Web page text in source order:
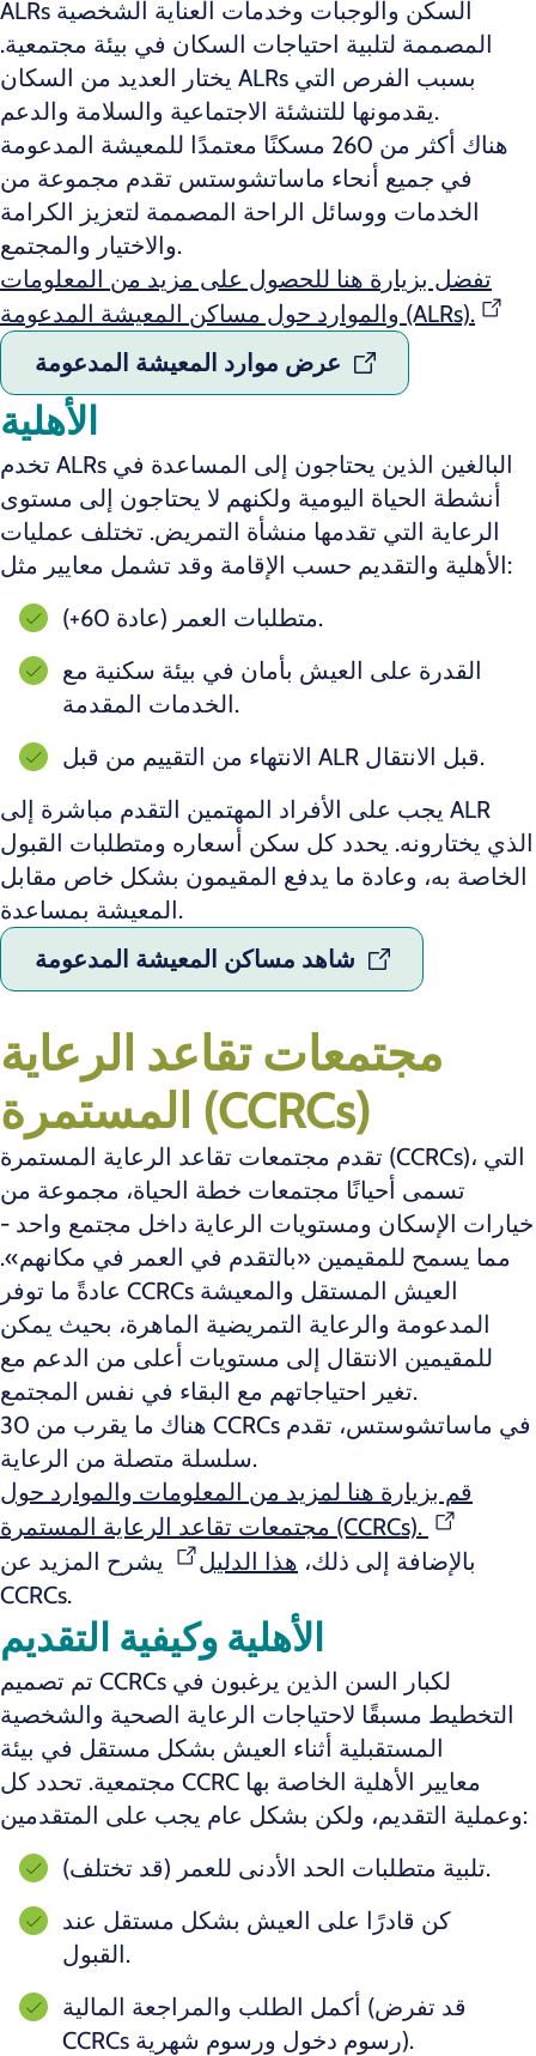
ALRs السكن والوجبات وخدمات العناية الشخصية
المصممة لتلبية احتياجات السكان في بيئة مجتمعية.
يختار العديد من السكان ALRs بسبب الفرص التي
يقدمونها للتنشئة الاجتماعية والسلامة والدعم.
هناك أكثر من 260 مسكنًا معتمدًا للمعيشة المدعومة
في جميع أنحاء ماساتشوستس تقدم مجموعة من
الخدمات ووسائل الراحة المصممة لتعزيز الكرامة
والاختيار والمجتمع.
تفضل بزيارة هنا للحصول على مزيد من المعلومات
والموارد حول مساكن المعيشة المدعومة (ALRs).
عرض موارد المعيشة المدعومة
الأهلية
تخدم ALRs البالغين الذين يحتاجون إلى المساعدة في
أنشطة الحياة اليومية ولكنهم لا يحتاجون إلى مستوى
الرعاية التي تقدمها منشأة التمريض. تختلف عمليات
الأهلية والتقديم حسب الإقامة وقد تشمل معايير مثل:
متطلبات العمر (عادة 60+).
القدرة على العيش بأمان في بيئة سكنية مع
الخدمات المقدمة.
الانتهاء من التقييم من قبل ALR قبل الانتقال.
يجب على الأفراد المهتمين التقدم مباشرة إلى ALR
الذي يختارونه. يحدد كل سكن أسعاره ومتطلبات القبول
الخاصة به، وعادة ما يدفع المقيمون بشكل خاص مقابل
المعيشة بمساعدة.
شاهد مساكن المعيشة المدعومة
مجتمعات تقاعد الرعاية
المستمرة (CCRCs)
تقدم مجتمعات تقاعد الرعاية المستمرة (CCRCs)، التي
تسمى أحيانًا مجتمعات خطة الحياة، مجموعة من
خيارات الإسكان ومستويات الرعاية داخل مجتمع واحد -
مما يسمح للمقيمين «بالتقدم في العمر في مكانهم».
عادةً ما توفر CCRCs العيش المستقل والمعيشة
المدعومة والرعاية التمريضية الماهرة، بحيث يمكن
للمقيمين الانتقال إلى مستويات أعلى من الدعم مع
تغير احتياجاتهم مع البقاء في نفس المجتمع.
هناك ما يقرب من 30 CCRCs في ماساتشوستس، تقدم
سلسلة متصلة من الرعاية.
قم بزيارة هنا لمزيد من المعلومات والموارد حول
مجتمعات تقاعد الرعاية المستمرة (CCRCs).
بالإضافة إلى ذلك، هذا الدليل
يشرح المزيد عن
CCRCs.
الأهلية وكيفية التقديم
تم تصميم CCRCs لكبار السن الذين يرغبون في
التخطيط مسبقًا لاحتياجات الرعاية الصحية والشخصية
المستقبلية أثناء العيش بشكل مستقل في بيئة
مجتمعية. تحدد كل CCRC معايير الأهلية الخاصة بها
وعملية التقديم، ولكن بشكل عام يجب على المتقدمين:
تلبية متطلبات الحد الأدنى للعمر (قد تختلف).
كن قادرًا على العيش بشكل مستقل عند
القبول.
أكمل الطلب والمراجعة المالية (قد تفرض
CCRCs رسوم دخول ورسوم شهرية).